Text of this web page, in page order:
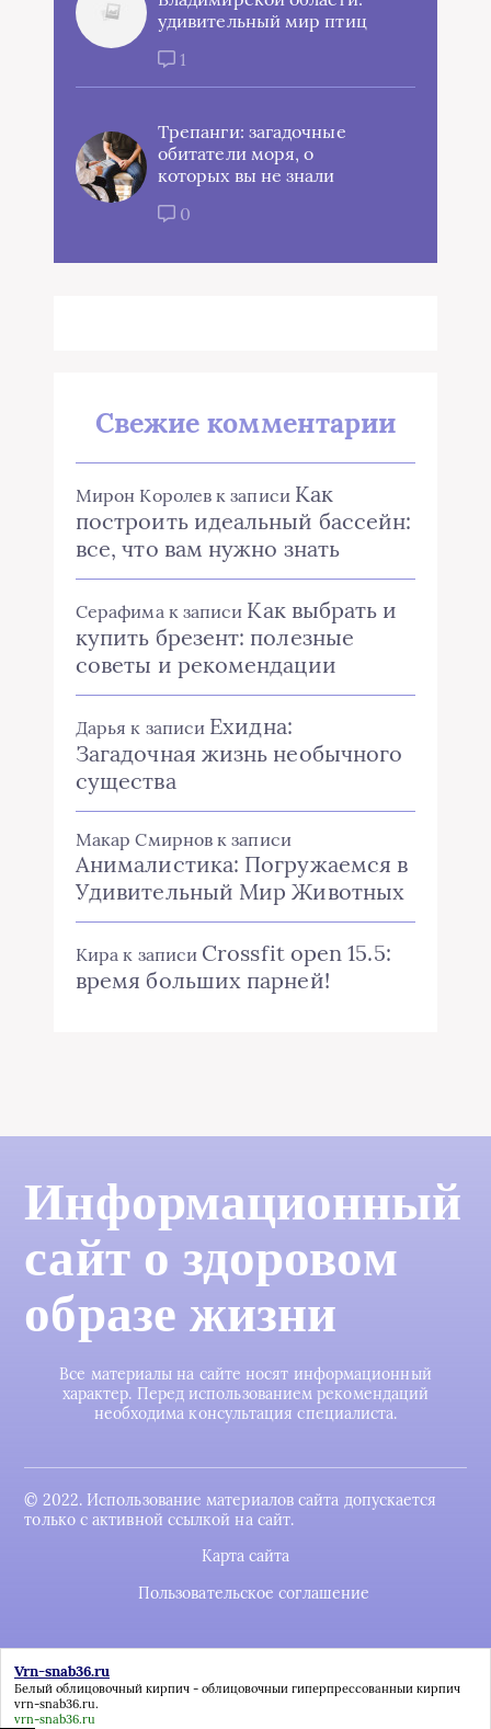
удивительный мир птиц
1
Трепанги: загадочные
обитатели моря, о
которых вы не знали
0
Свежие комментарии
Мирон Королев к записи Как
построить идеальный бассейн:
все, что вам нужно знать
Серафимак записи Как выбрать и
купить брезент: полезные
советы и рекомендации
Дарья к записи Ехидна:
Загадочная жизнь необычного
существа
Макар Смирнов к записи
Анималистика: Погружаемся в
Удивительный Мир Животных
Кира к записи Crossfit open 15.5:
время больших парней!
Информационный
сайт о здоровом
образе жизни
Все материалы на сайте носят информационный
характер. Перед использованием рекомендаций
необходима консультация специалиста.
© 2022. Использование материалов сайта допускается
только с активной ссылкой на сайт.
Карта сайта
Пользовательское соглашение
Vrn-snab36.ru
Белый облицовочный кирпич - облицовочныи гиперпрессованныи кирпич
vrn-snab36.ru.
vrn-snab36.ru